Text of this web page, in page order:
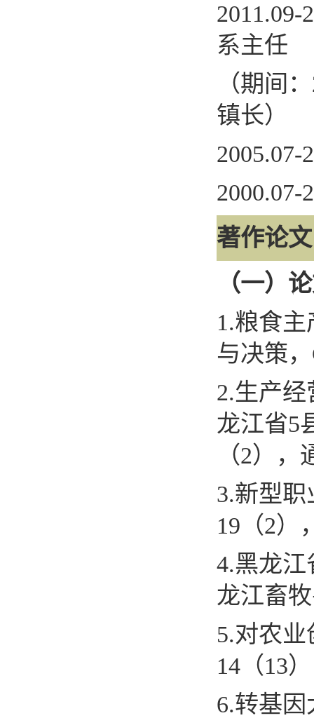
2011.09-
系主任
（期间：
镇长）
2005.07-
2000.07-
著作论文
（一）
1.粮食主
与决策，
2.生产经
龙江省5
（2） ，
3.新型职
19 （2）
4.黑龙江
龙江畜
5.对农业
14 （13
6.转基因